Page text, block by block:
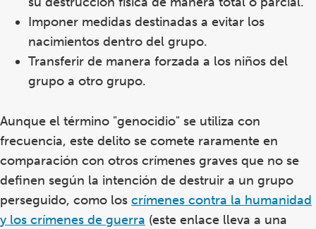
Imponer medidas destinadas a evitar los
nacimientos dentro del grupo.
Transferir de manera forzada a los niños del
grupo a otro grupo.
Aunque el término "genocidio" se utiliza con
frecuencia, este delito se comete raramente en
comparación con otros crímenes graves que no se
definen según la intención de destruir a un grupo
perseguido, como los crímenes contra la humanidad
y los crímenes de guerra (este enlace lleva a una